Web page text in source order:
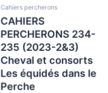
Cahiers percherons
CAHIERS
PERCHERONS 234-
235 (2023-2&3)
Cheval et consorts
Les équidés dans le
Perche